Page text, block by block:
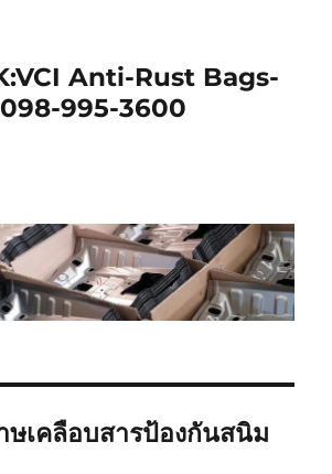
Anti-Rust Bags-
995-3600
ษเคลือบสารป้องกันสนิม